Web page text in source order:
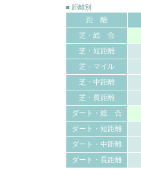
■ 距離別
距 離
芝・総 合
芝・短距離
芝・マイル
芝・中距離
芝・長距離
ダート・総 合
ダート・短距離
ダート・中距離
ダート・長距離